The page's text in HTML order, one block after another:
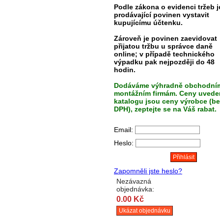
Podle zákona o evidenci tržeb
prodávající povinen vystavit
kupujícímu účtenku.
Zároveň je povinen zaevidovat
přijatou tržbu u správce daně
online; v případě technického
výpadku pak nejpozději do 48
hodin.
Dodáváme výhradně
montážním firmám. Ceny
katalogu jsou ceny výrobce
DPH), zeptejte se na Váš rabat.
Email:
Heslo:
Zapomněli jste heslo?
Nezávazná
objednávka:
0.00 Kč